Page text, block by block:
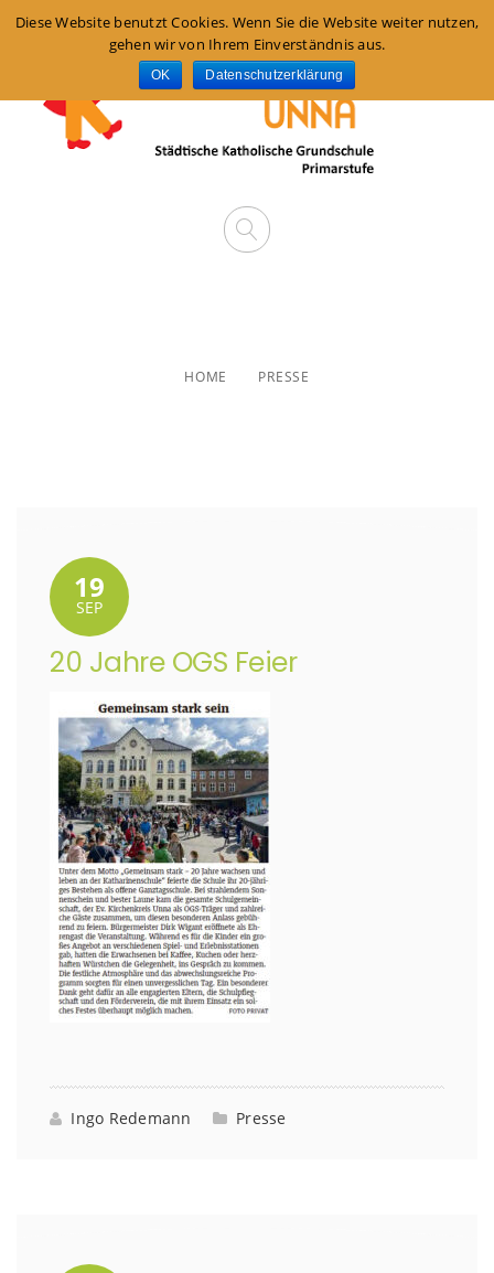
HOME PRESSE
19
SEP
20 Jahre OGS Feier
Ingo Redemann Presse
Diese Website benutzt Cookies. Wenn Sie die Website weiter nutzen,
gehen wir von Ihrem Einverständnis aus.
OK Datenschutzerklärung